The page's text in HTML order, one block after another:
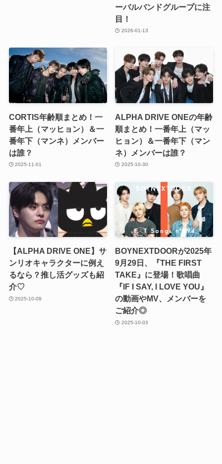
ーバルバンドグループに注
目！
2026-01-13
CORTIS年齢順まとめ！一
番年上（マッヒョン）＆一
番年下（マンネ）メンバー
は誰？
2025-11-01
ALPHA DRIVE ONEの年齢
順まとめ！一番年上（マッ
ヒョン）＆一番年下（マン
ネ）メンバーは誰？
2025-10-30
【ALPHA DRIVE ONE】サ
ンリオキャラクターに例え
るなら？推し活グッズも紹
介♡
2025-10-08
BOYNEXTDOORが2025年
9月29日、『THE FIRST
TAKE』に登場！歌唱曲
『IF I SAY, I LOVE YOU』
の動画やMV、メンバーを
ご紹介◎
2025-10-03